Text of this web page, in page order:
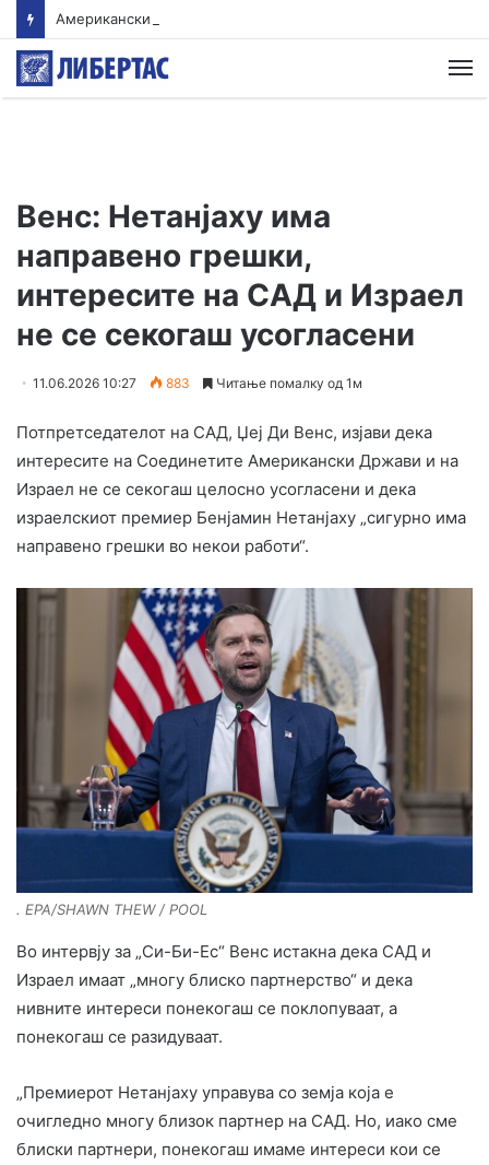
Венс: Нетанјаху има
направено грешки,
интересите на САД и Израел
не се секогаш усогласени
11.06.2026 10:27 883 Читање помалку од 1м
Потпретседателот на САД, Џеј Ди Венс, изјави дека
интересите на Соединетите Американски Држави и на
Израел не се секогаш целосно усогласени и дека
израелскиот премиер Бенјамин Нетанјаху „сигурно има
направено грешки во некои работи“.
. EPA/SHAWN THEW / POOL
Во интервју за „Си-Би-Ес“ Венс истакна дека САД и
Израел имаат „многу блиско партнерство“ и дека
нивните интереси понекогаш се поклопуваат, а
понекогаш се разидуваат.
„Премиерот Нетанјаху управува со земја која е
очигледно многу близок партнер на САД. Но, иако сме
блиски партнери, понекогаш имаме интереси кои се